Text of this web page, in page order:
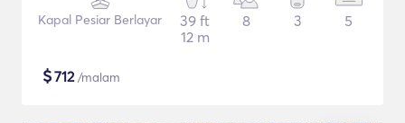
Kapal Pesiar Berlayar
39 ft
12 m
8 3 5
$712/malam